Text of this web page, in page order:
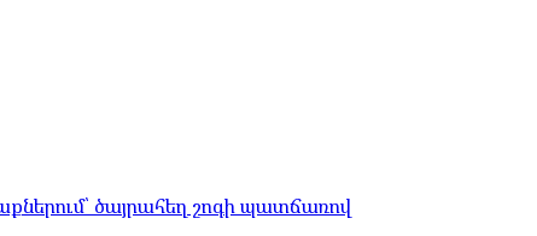
ծայրահեղ շոգի պատճառով